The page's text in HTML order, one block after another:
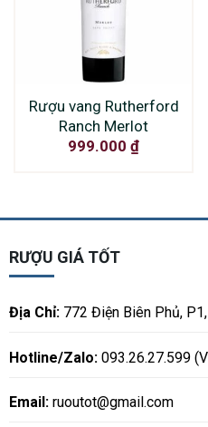
Rượu vang Rutherford
Ranch Merlot
999.000 ₫
RƯỢU GIÁ TỐT
Địa Chỉ:772 Điện Biên Phủ, P1,
Hotline/Zalo:093.26.27.599
Email: ruoutot@gmail.com